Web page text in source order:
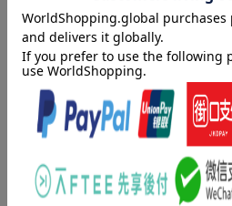
り、完全コピーして楽譜にしました
かりと楽譜化しておりますので、ジ
で再現することが可能です。バンド
にチャレンジするもよし、ジャズの
し、様々な方法でお使い頂ける内容
を垣間見ることが出来る一冊です。
※本書は「完全コピー グレート・ジ
ァミリー編 (GTL01091071)」と同じ
内容紹介（JPROより）
数あるジャズのCDの中より、歴史的
り、完全コピーして楽譜にしました
かりと楽譜化しておりますので、ジ
で再現することが可能です。バンド